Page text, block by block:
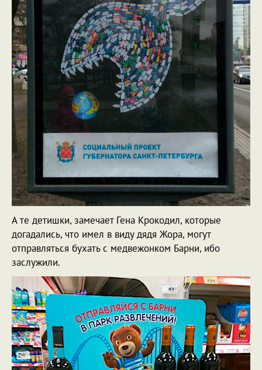
А те детишки, замечает Гена Крокодил, которые
догадались, что имел в виду дядя Жора, могут
отправляться бухать с медвежонком Барни, ибо
заслужили.